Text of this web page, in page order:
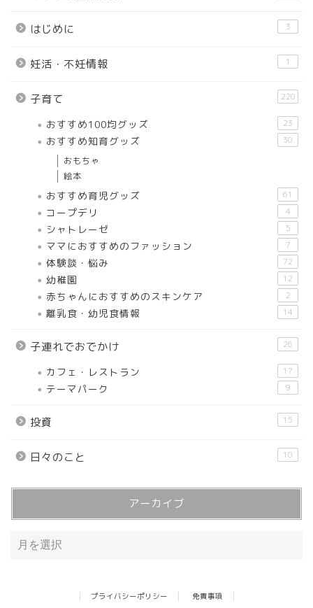
はじめに 3
妊活・不妊情報 1
子育て 220
おすすめ100均グッズ 23
おすすめ知育グッズ 30
おもちゃ
絵本
おすすめ育児グッズ 61
コープデリ 4
シャトレーゼ 5
ママにおすすめのファッション 7
体験談・悩み 72
幼稚園 12
赤ちゃんにおすすめのスキンケア 2
離乳食・幼児食情報 14
子連れでおでかけ 26
カフェ・レストラン 17
テーマパーク 9
投資 15
日々のこと 10
アーカイブ
プライバシーポリシー 免責事項